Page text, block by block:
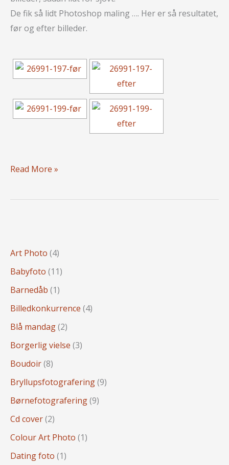
De fik så lidt Photoshop maling …. Her er så resultatet,
før og efter billeder.
Efterår
Botanisk
Read More »
Art Photo (4)
Babyfoto (11)
Barnedåb (1)
Billedkonkurrence (4)
Blå mandag(2)
Borgerlig vielse (3)
Boudoir(8)
Bryllupsfotografering(9)
Børnefotografering(9)
Cd cover(2)
Colour Art Photo (1)
Dating foto (1)